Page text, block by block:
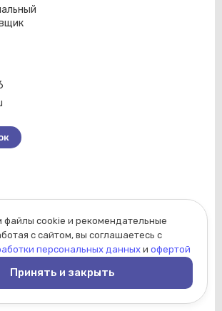
прокат».
на сайте, носит
и не является
положениями
кодекса РФ.
файлы cookie и рекомендательные
с сайтом, вы соглашаетесь с
персональных данных и офертой
Принять и закрыть